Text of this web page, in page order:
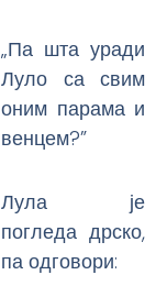
„Па шта уради
Луло са свим
оним парама и
венцем?”
Лула је
погледа дрско,
па одговори: